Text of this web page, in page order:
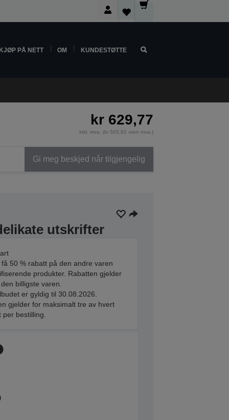
PÅ NETT OM KUNDESTØTTE
kr 629,77
inkl. mva. (kr 503,82 uten mva.)
Gi meg beskjed når tilgjengelig
utskrifter
50 % rabatt på den andre varen
produkter. Rabatten gjelder
billigste varen.
er gyldig til 30.08.2026.
gjelder for maksimalt tre av hvert
per bestilling.